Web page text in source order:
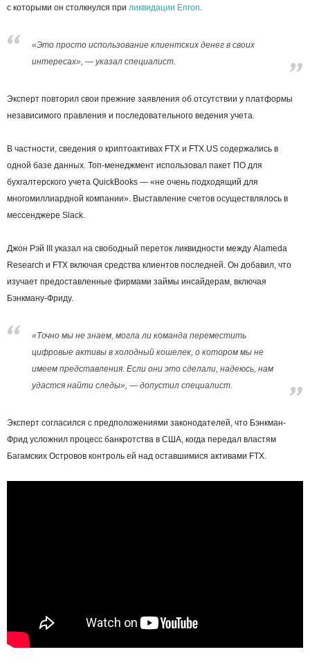
с которыми он столкнулся при ликвидации Enron
«Это просто использование клиентских денег в своих
интересах», — указал специалист.
Эксперт повторил свои прежние заявления об отсутствии у платформы
независимого правления и последовательного ведения учета.
В частности, сведения о криптоактивах FTX и FTX.US содержались в
одной базе данных. Топ-менеджмент использовал пакет ПО для
бухгалтерского учета QuickBooks — «не очень подходящий для
многомиллиардной компании». Выставление счетов осуществлялось в
мессенджере Slack.
Джон Рэй III указал на свободный переток ликвидности между Alameda
Research и FTX включая средства клиентов последней. Он добавил, что
изучает предоставленные фирмами займы инсайдерам, включая
Бэнкману-Фриду.
«Точно мы не знаем, могла ли команда переместить
цифровые активы в холодный кошелек, о котором мы не
имеем представления. Если они это сделали, надеюсь, нам
удастся найти следы», — допустил специалист.
Эксперт согласился с предположениями законодателей, что Бэнкман-
Фрид усложнил процесс банкротства в США, когда передал властям
Багамских Островов контроль ей над оставшимися активами FTX.